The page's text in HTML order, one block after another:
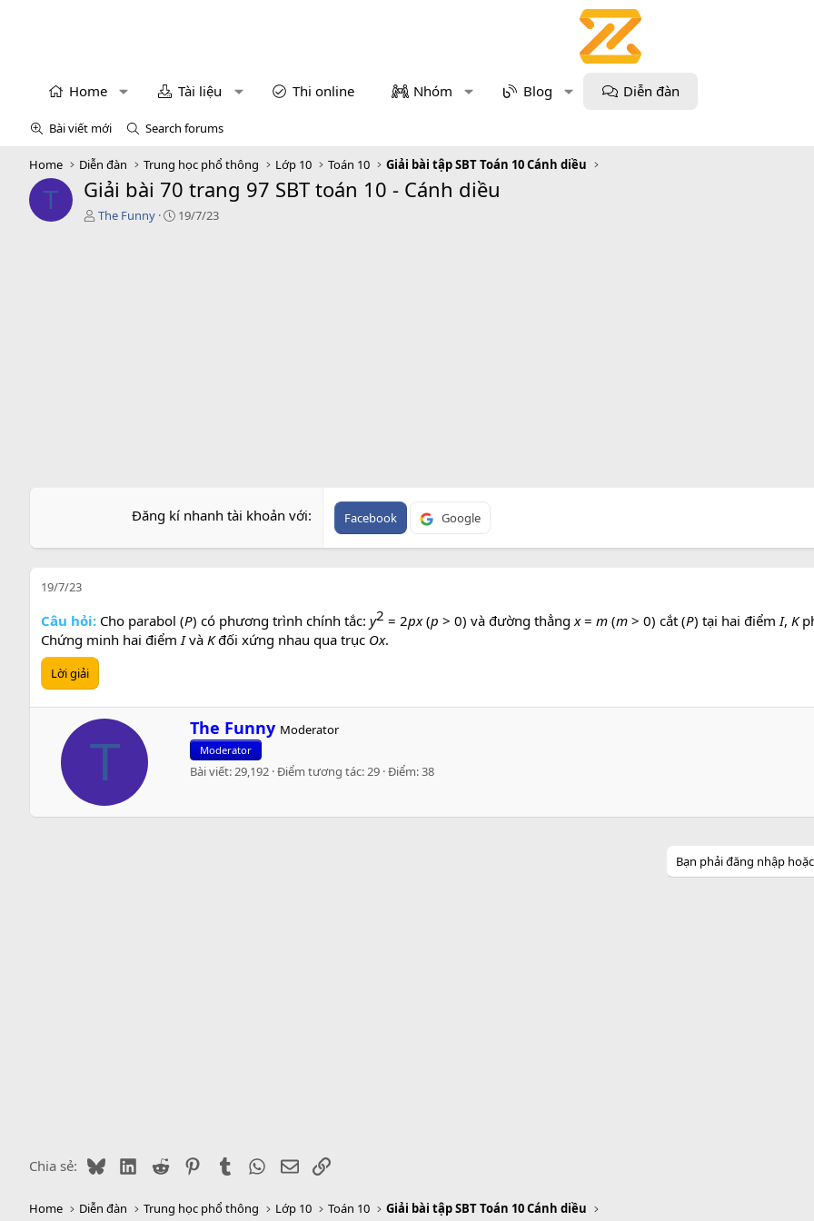
Home Tài liệu Thi online Nhóm Blog Diễn đàn
Bài viết mới Search forums
Home Diễn đàn Trung học phổ thông Lớp 10 Toán 10 Giải bài tập SBT Toán 10 Cánh diều
T Giải bài 70 trang 97 SBT toán 10 - Cánh diều
T
The Funny
C19/7/23
Đăng kí nhanh tài khoản với Facebook Google
19/7/23
Câu hỏi: Cho parabol (P) có phương trình chính tắc: y2​ = 2px(p > 0) và đường thẳngx= m (m > 0) cắt (P) tại hai điểmI, K
Chứng minh hai điểmIvà Kđối xứng nhau qua trục Ox.
Lời giải
T
W
r
i
t
n
The Funny Moderator
Moderator
Bài viết 29,192 Điểm tương tác 29 Điểm 38
Bạn phải đăng nhập
Chia sẻ: BlueskyLinkedIn
Reddit PinterestTumblr WhatsApp
EmailLink
Home Diễn đàn Trung học phổ thông Lớp 10 Toán 10 Giải bài tập SBT Toán 10 Cánh diều